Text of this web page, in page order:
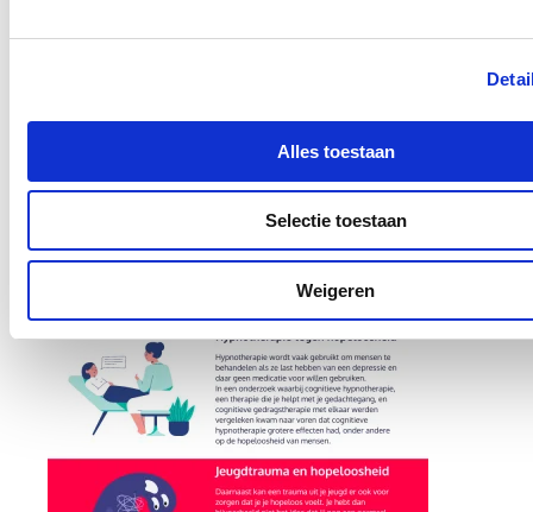
Alles toestaan
Selectie toestaan
Weigeren